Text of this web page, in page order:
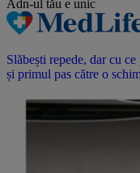
Adn-ul tău e unic
Slăbești repede, dar cu
și primul pas către o